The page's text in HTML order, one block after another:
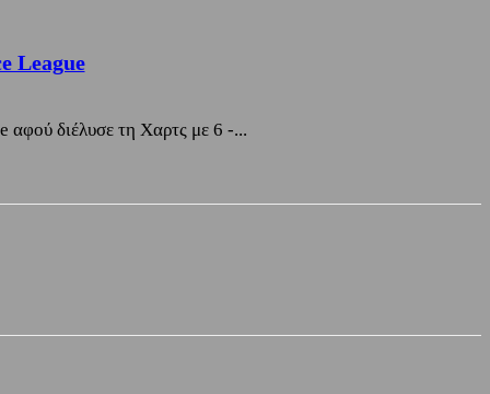
League
αφού διέλυσε τη Χαρτς με 6 -...